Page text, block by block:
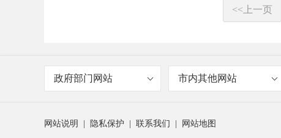
<<上一页
政府部门网站 市内其他网站
网站说明 隐私保护 联系我们 网站地图